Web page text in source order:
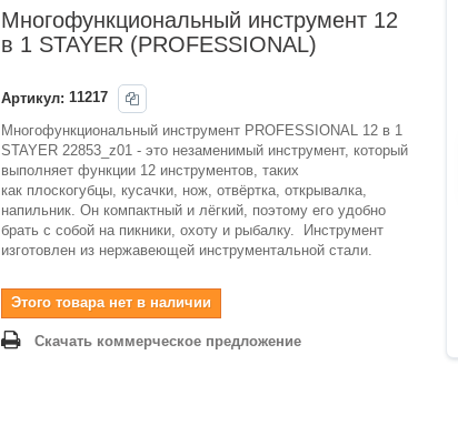
Многофункциональный инструмент 12
в 1 STAYER (PROFESSIONAL)
Артикул: 11217
Многофункциональный инструментPROFESSIONAL 12 в 1
STAYER 22853_z01 - это незаменимый инструмент, который
выполняет функции 12 инструментов, таких
как плоскогубцы, кусачки, нож, отвёртка, открывалка,
напильник. Он компактный и лёгкий, поэтому его удобно
брать с собой на пикники, охоту и рыбалку. Инструмент
изготовлен из нержавеющей инструментальной стали.
Этого товара нет в наличии
Скачать коммерческое предложение